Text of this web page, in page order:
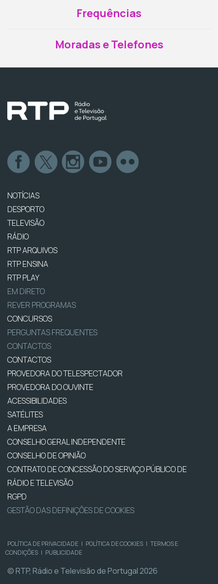
Frequências
Moradas e Telefones
NOTÍCIAS
DESPORTO
TELEVISÃO
RÁDIO
RTP ARQUIVOS
RTP ENSINA
RTP PLAY
EM DIRETO
REVER PROGRAMAS
CONCURSOS
PERGUNTAS FREQUENTES
CONTACTOS
CONTACTOS
PROVEDORA DO TELESPECTADOR
PROVEDORA DO OUVINTE
ACESSIBILIDADES
SATÉLITES
A EMPRESA
CONSELHO GERAL INDEPENDENTE
CONSELHO DE OPINIÃO
CONTRATO DE CONCESSÃO DO SERVIÇO PÚBLICO DE
RÁDIO E TELEVISÃO
RGPD
GESTÃO DAS DEFINIÇÕES DE COOKIES
POLÍTICA DE PRIVACIDADE | POLÍTICA DE COOKIES | TERMOS E
CONDIÇÕES | PUBLICIDADE
© RTP, Rádio e Televisão de Portugal 2026